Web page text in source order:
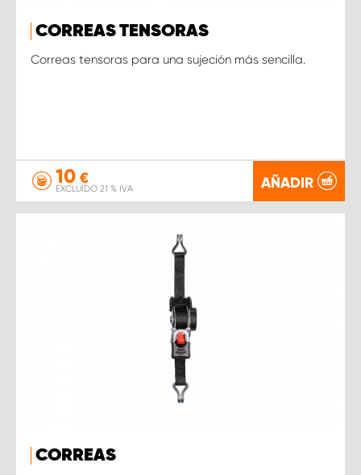
CORREAS TENSORAS
Correas tensoras para una sujeción más sencilla.
10 €
EXCLUIDO 21 % IVA AÑADIR
CORREAS